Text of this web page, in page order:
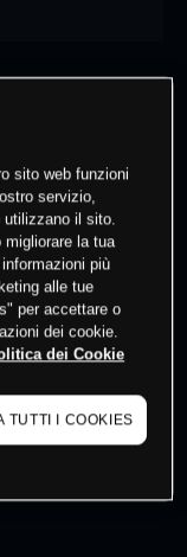
data
sito web funzioni
servizio,
utilizzano il sito.
la tua
più
alle tue
per accettare o
dei cookie.
dei Cookie
TUTTI I COOKIES